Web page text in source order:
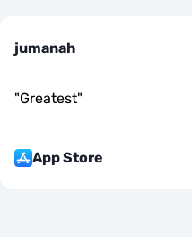
jumanah
"Greatest"
App Store